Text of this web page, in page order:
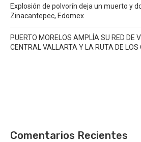
Explosión de polvorín deja un muerto y
Zinacantepec, Edomex
PUERTO MORELOS AMPLÍA SU RED DE
CENTRAL VALLARTA Y LA RUTA DE LOS
Comentarios Recientes